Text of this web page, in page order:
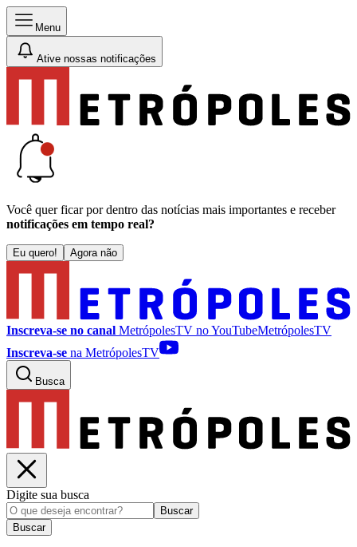
Menu
Ative nossas notificações
Você quer ficar por dentro das notícias mais importantes e receber
notificações em tempo real?
Eu quero! Agora não
Inscreva-se no canal MetrópolesTV noYouTubeMetrópolesTV
Inscreva-se na MetrópolesTV
Busca
Digite sua busca
Buscar
Buscar